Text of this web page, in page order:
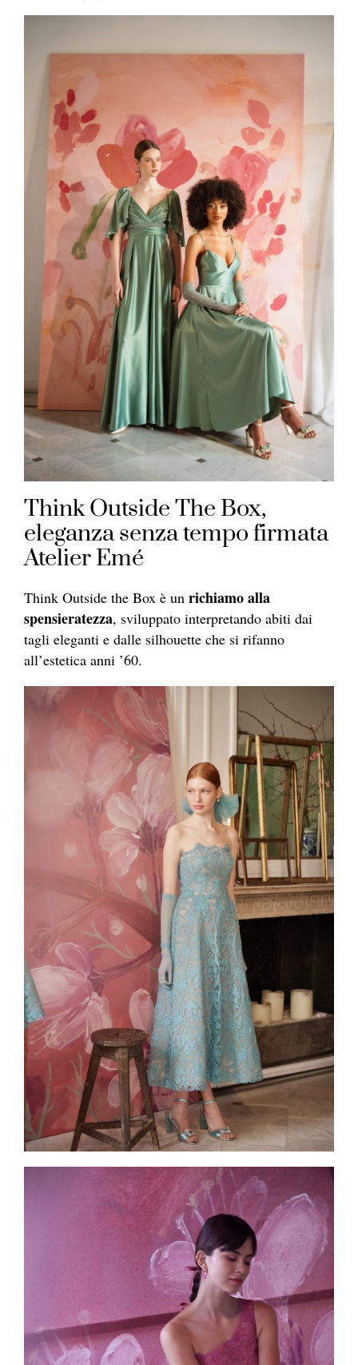
Think Outside The Box,
eleganza senza tempo firmata
Atelier Emé
Think Outside the Box è un richiamo alla
spensieratezza, sviluppato interpretando abiti dai
tagli eleganti e dalle silhouette che si rifanno
all’estetica anni ’60.